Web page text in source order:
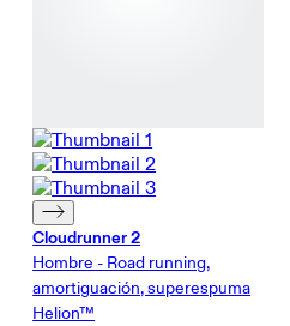
Cloudrunner 2
Hombre - Road running,
amortiguación, superespuma
Helion™